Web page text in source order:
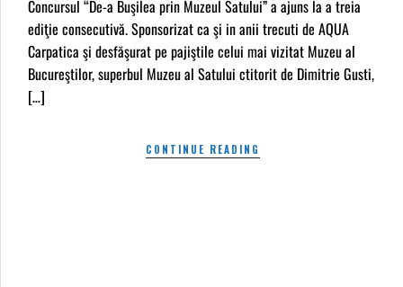
Concursul “De-a Buşilea prin Muzeul Satului” a ajuns la a treia
ediţie consecutivă. Sponsorizat ca şi in anii trecuti de AQUA
Carpatica şi desfăşurat pe pajiştile celui mai vizitat Muzeu al
Bucureştilor, superbul Muzeu al Satului ctitorit de Dimitrie Gusti,
[…]
CONTINUE READING